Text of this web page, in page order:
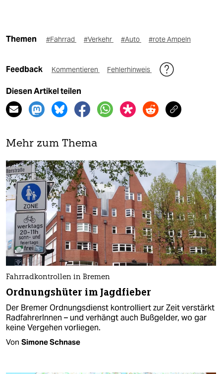
Themen #Fahrrad #Verkehr #Auto #rote Ampeln
Feedback Kommentieren Fehlerhinweis
Diesen Artikel teilen
Mehr zum Thema
Fahrradkontrollen in Bremen
Ordnungshüter im Jagdfieber
Der Bremer Ordnungsdienst kontrolliert zur Zeit verstärkt
RadfahrerInnen – und verhängt auch Bußgelder, wo gar
keine Vergehen vorliegen.
Von Simone Schnase